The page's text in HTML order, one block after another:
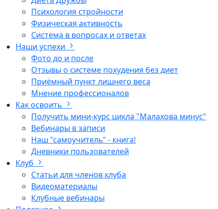
Психология стройности
Физическая активность
Система в вопросах и ответах
Наши успехи
Фото до и после
Отзывы о системе похудения без диет
Приёмный пункт лишнего веса
Мнение профессионалов
Как освоить
Получить мини-курс цикла "Малахова минус"
Вебинары в записи
Наш "самоучитель" - книга!
Дневники пользователей
Клуб
Статьи для членов клуба
Видеоматериалы
Клубные вебинары